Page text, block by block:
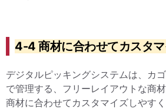
4-4 商材に合わせてカスタ
デジタルピッキングシステムは、カ
で管理する、フリーレイアウトな商
商材に合わせてカスタマイズしやすく